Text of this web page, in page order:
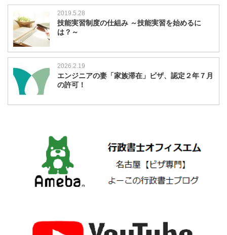
2019.5.28
技能実習制度の仕組み ～技能実習を始めるに
は？～
2026.2.19
エンジニアの妻「家族滞在」ビザ、認定２年７月
の許可！